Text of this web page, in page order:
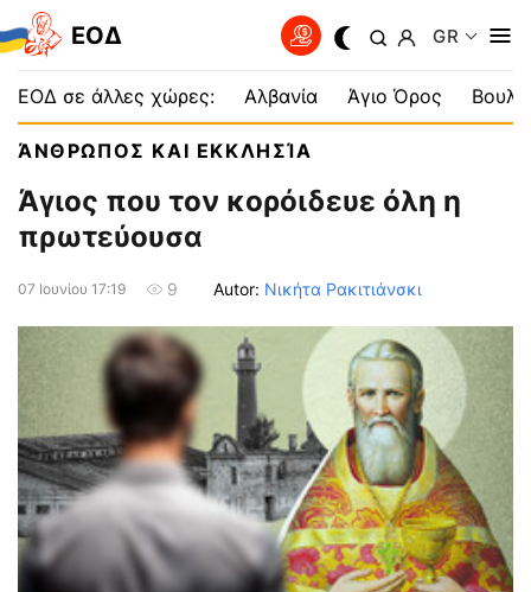
EOΔ GR
ΕΟΔ σε άλλες χώρες: Αλβανία Άγιο Όρος
ΆΝΘΡΩΠΟΣ ΚΑΙ ΕΚΚΛΗΣΊΑ
Άγιος που τον κορόιδευε όλη η
πρωτεύουσα
07 Ιουνίου 17:19 9 Autor: Νικήτα Ρακιτιάνσκι